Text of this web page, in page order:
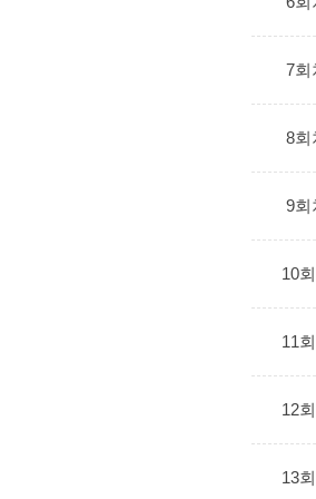
7회
8회
9회
10
11
12
13